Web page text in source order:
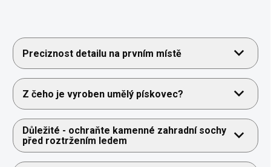
Preciznost detailu na prvním místě
Z čeho je vyroben umělý pískovec?
Důležité - ochraňte kamenné zahradní sochy
před roztržením ledem